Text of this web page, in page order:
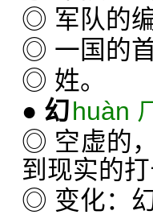
◎ 军队的
◎ 一国的首
◎ 姓。
● 幻huàn
◎ 空虚的
到现实的
◎ 变化：